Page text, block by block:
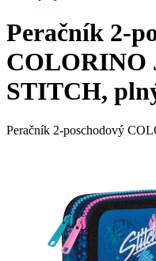
Peračník 2-
COLORINO
STITCH,
Peračník 2-poschodový